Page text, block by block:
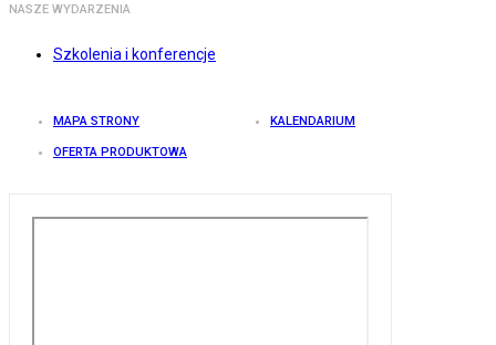
NASZE WYDARZENIA
Szkolenia i konferencje
MAPA STRONY KALENDARIUM
OFERTA PRODUKTOWA